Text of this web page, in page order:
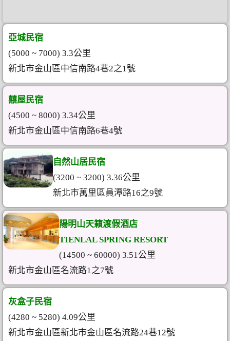
亞城民宿
(5000 ~ 7000) 3.3公里
新北市金山區中信南路4巷2之1號
囍屋民宿
(4500 ~ 8000) 3.34公里
新北市金山區中信南路6巷4號
自然山居民宿
(3200 ~ 3200) 3.36公里
新北市萬里區員潭路16之9號
陽明山天籟渡假酒店
TIENLAL SPRING RESORT
(14500 ~ 60000) 3.51公里
新北市金山區名流路1之7號
灰盒子民宿
(4280 ~ 5280) 4.09公里
新北市金山區新北市金山區名流路24巷12號